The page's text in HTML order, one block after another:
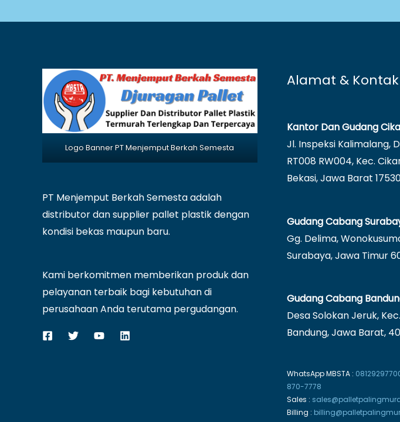
Logo Banner PT Menjemput Berkah Semesta
PT Menjemput Berkah Semesta adalah
distributor dan supplier pallet plastik dengan
kondisi bekas maupun baru.
Kami berkomitmen memberikan produk dan
pelayanan terbaik bagi kebutuhan di
perusahaan Anda terutama pergudangan.
Alamat & Kontak
Kantor Dan Gudang
Jl. Inspeksi Kalimalang,
RT008 RW004, Kec.
Bekasi, Jawa Barat
Gudang Cabang
Gg. Delima,
Surabaya, Jawa Timur
Gudang Cabang
Desa Solokan Jeruk,
Bandung, Jawa Barat,
WhatsApp MBSTA :
870-7778
Sales :
Billing :